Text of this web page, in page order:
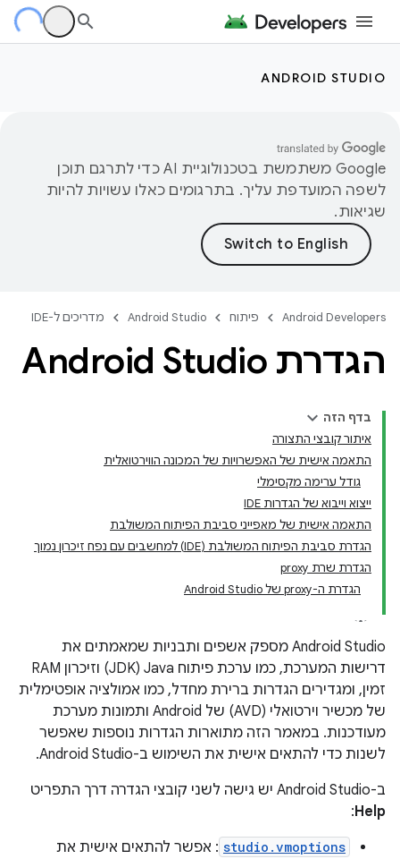
ANDROID STUDIO
‫Google משתמשת בטכנולוגיית AI כדי לתרגם תוכן
לשפה המועדפת עליך. בתרגומים כאלו עשויות להיות
שגיאות.
Android Developers פיתוח Android Studio מדריכים ל-IDE
הגדרת Android Studio
בדף הזה
איתור קובצי התצורה
התאמה אישית של האפשרויות של המכונה הווירטואלית
גודל ערימה מקסימלי
ייצוא וייבוא של הגדרות IDE
התאמה אישית של מאפייני סביבת הפיתוח המשולבת
הגדרת סביבת הפיתוח המשולבת (IDE) למחשבים עם נפח זיכרון נמוך
הגדרת שרת proxy
הגדרת ה-proxy של Android Studio
‫Android Studio מספק אשפים ותבניות שמאמתים את
דרישות המערכת, כמו ערכת פיתוח Java‏ (JDK) וזיכרון RAM
זמין, ומגדירים הגדרות ברירת מחדל, כמו אמולציה אופטימלית
של מכשיר וירטואלי (AVD) של Android ותמונות מערכת
מעודכנות. במאמר הזה מתוארות הגדרות נוספות שאפשר
לשנות כדי להתאים אישית את השימוש ב-Android Studio.
ב-Android Studio יש גישה לשני קובצי הגדרה דרך התפריט
Help
:
studio.vmoptions : אפשר להתאים אישית את